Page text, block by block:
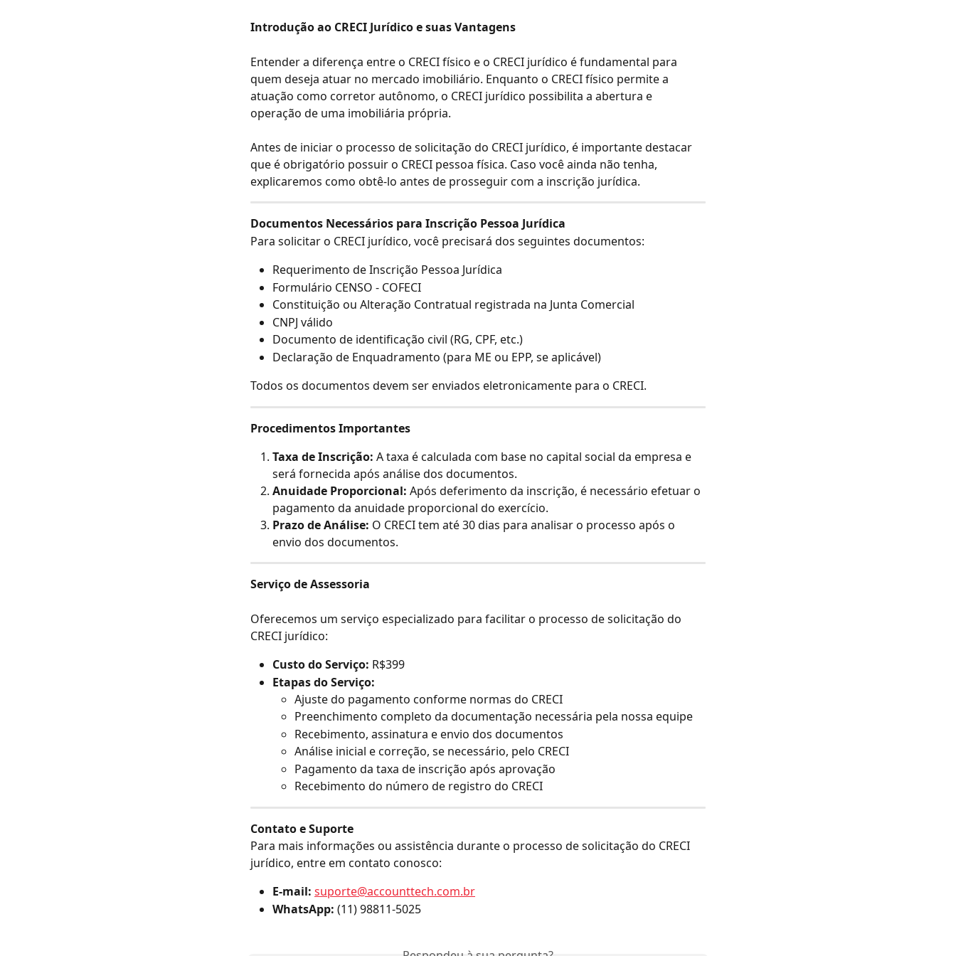
Introdução ao CRECI Jurídico e suas Vantagens
Entender a diferença entre o CRECI físico e o CRECI jurídico é fundamental para
quem deseja atuar no mercado imobiliário. Enquanto o CRECI físico permite a
atuação como corretor autônomo, o CRECI jurídico possibilita a abertura e
operação de uma imobiliária própria.
Antes de iniciar o processo de solicitação do CRECI jurídico, é importante destacar
que é obrigatório possuir o CRECI pessoa física. Caso você ainda não tenha,
explicaremos como obtê-lo antes de prosseguir com a inscrição jurídica.
Documentos Necessários para Inscrição Pessoa Jurídica
Para solicitar o CRECI jurídico, você precisará dos seguintes documentos:
Requerimento de Inscrição Pessoa Jurídica
Formulário CENSO - COFECI
Constituição ou Alteração Contratual registrada na Junta Comercial
CNPJ válido
Documento de identificação civil (RG, CPF, etc.)
Declaração de Enquadramento (para ME ou EPP, se aplicável)
Todos os documentos devem ser enviados eletronicamente para o CRECI.
Procedimentos Importantes
Taxa de Inscrição: A taxa é calculada com base no capital social da empresa e
será fornecida após análise dos documentos.
Anuidade Proporcional: Após deferimento da inscrição, é necessário efetuar o
pagamento da anuidade proporcional do exercício.
Prazo de Análise: O CRECI tem até 30 dias para analisar o processo após o
envio dos documentos.
Serviço de Assessoria
Oferecemos um serviço especializado para facilitar o processo de solicitação do
CRECI jurídico:
Custo do Serviço: R$399
Etapas do Serviço:
Ajuste do pagamento conforme normas do CRECI
Preenchimento completo da documentação necessária pela nossa equipe
Recebimento, assinatura e envio dos documentos
Análise inicial e correção, se necessário, pelo CRECI
Pagamento da taxa de inscrição após aprovação
Recebimento do número de registro do CRECI
Contato e Suporte
Para mais informações ou assistência durante o processo de solicitação do CRECI
jurídico, entre em contato conosco:
E-mail: suporte@accounttech.com.br
WhatsApp: (11) 98811-5025